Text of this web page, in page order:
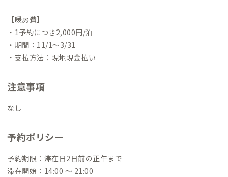
【暖房費】
・1予約につき2,000円/泊
・期間：11/1〜3/31
・支払方法：現地現金払い
注意事項
なし
予約ポリシー
予約期限：滞在日2日前の正午まで
滞在開始：14:00 〜 21:00